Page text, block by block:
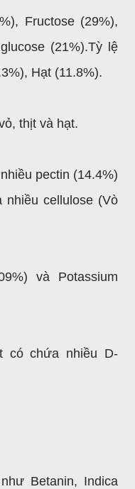
Fructose (29%),
(21%).Tỳ lệ
Hạt (11.8%).
thịt và hạt.
pectin (14.4%)
cellulose (Vò
và Potassium
có chứa nhiều D-
Betanin, Indica